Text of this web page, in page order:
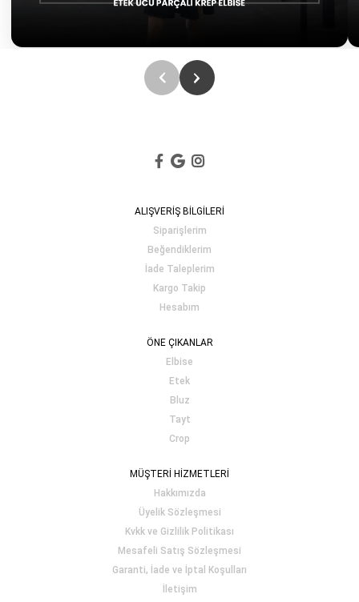
ALIŞVERİŞ BİLGİLERİ
Siparişlerim
Beğendiklerim
İade Taleplerim
Kargo Takip
Hesabım
ÖNE ÇIKANLAR
Elbise
Etek
Bluz
Tayt
Crop
MÜŞTERİ HİZMETLERİ
Hakkımızda
Üyelik Sözleşmesi
Kvkk ve Gizlilik Politikası
Mesafeli Satış Sözleşmesi
Garanti, İade ve İptal Koşulları
İletişim